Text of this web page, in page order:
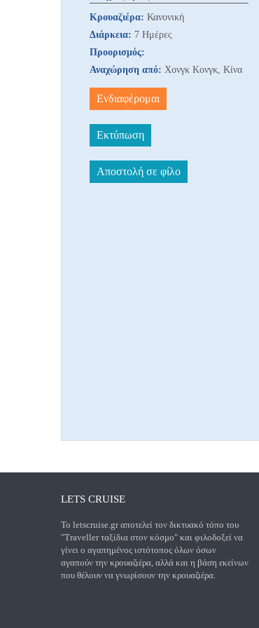
Κρουαζιέρα: Κανονική
Διάρκεια: 7 Ημέρες
Προορισμός:
Αναχώρηση από: Χονγκ Κονγκ, Κίνα
Ενδιαφέρομαι
Εκτύπωση
Αποστολή σε φίλο
LETS CRUISE
Το letscruise.gr αποτελεί τον δικτυακό τόπο του
"Traveller ταξίδια στον κόσμο" και φιλοδοξεί να
γίνει ο αγαπημένος ιστότοπος όλων όσων
αγαπούν την κρουαζιέρα, αλλά και η βάση εκείνων
που θέλουν να γνωρίσουν την κρουαζιέρα.